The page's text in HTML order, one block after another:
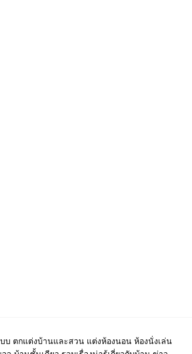
บ ตกแต่งบ้านและสวน แต่งห้องนอน ห้องนั่งเล่น